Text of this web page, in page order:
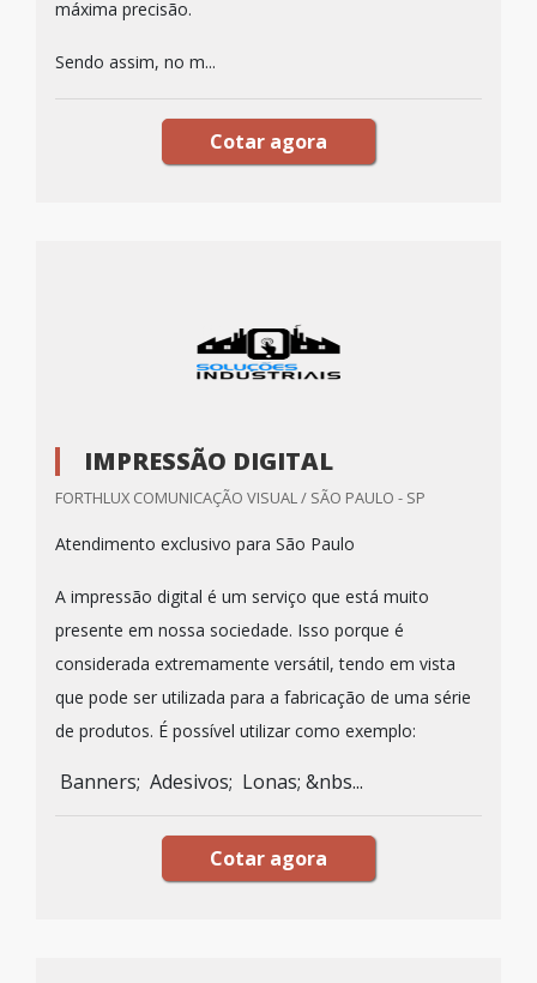
máxima precisão.
Sendo assim, no m...
Cotar agora
IMPRESSÃO DIGITAL
FORTHLUX COMUNICAÇÃO VISUAL / SÃO PAULO - SP
Atendimento exclusivo para São Paulo
A impressão digital é um serviço que está muito
presente em nossa sociedade. Isso porque é
considerada extremamente versátil, tendo em vista
que pode ser utilizada para a fabricação de uma série
de produtos. É possível utilizar como exemplo:
Banners; Adesivos; Lonas; &nbs...
Cotar agora